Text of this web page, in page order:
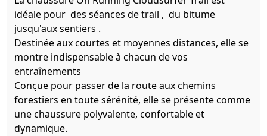
idéale pour des séances de trail , du bitume
jusqu'aux sentiers .
Destinée aux courtes et moyennes distances, elle se
montre indispensable à chacun de vos
entraînements
Conçue pour passer de la route aux chemins
forestiers en toute sérénité, elle se présente comme
une chaussure polyvalente, confortable et
dynamique.